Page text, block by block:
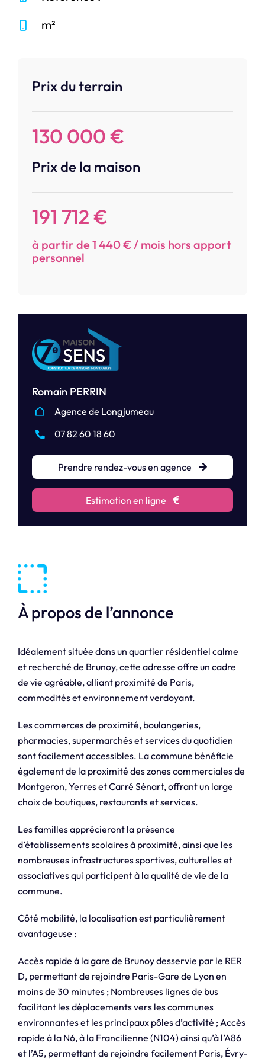
Prix du terrain
130 000 €
Prix de la maison
191 712 €
à partir de 1 440 € / mois hors apport
personnel
Romain PERRIN
Agence de Longjumeau
07 82 60 18 60
Prendre rendez-vous en agence
Estimation en ligne
m²
À propos de l’annonce
Idéalement située dans un quartier résidentiel calme
et recherché de Brunoy, cette adresse offre un cadre
de vie agréable, alliant proximité de Paris,
commodités et environnement verdoyant.
Les commerces de proximité, boulangeries,
pharmacies, supermarchés et services du quotidien
sont facilement accessibles. La commune bénéficie
également de la proximité des zones commerciales de
Montgeron, Yerres et Carré Sénart, offrant un large
choix de boutiques, restaurants et services.
Les familles apprécieront la présence
d’établissements scolaires à proximité, ainsi que les
nombreuses infrastructures sportives, culturelles et
associatives qui participent à la qualité de vie de la
commune.
Côté mobilité, la localisation est particulièrement
avantageuse :
Accès rapide à la gare de Brunoy desservie par le RER
D, permettant de rejoindre Paris-Gare de Lyon en
moins de 30 minutes ; Nombreuses lignes de bus
facilitant les déplacements vers les communes
environnantes et les principaux pôles d’activité ; Accès
rapide à la N6, à la Francilienne (N104) ainsi qu’à l’A86
et l’A5, permettant de rejoindre facilement Paris, Évry-